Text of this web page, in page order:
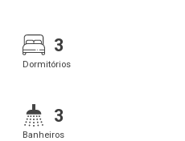
3
Dormitórios
3
Banheiros